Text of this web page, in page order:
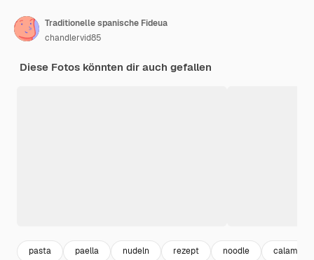
Traditionelle spanische Fideua
chandlervid85
Diese Fotos könnten dir auch gefallen
pasta paella nudeln rezept noodle calamari